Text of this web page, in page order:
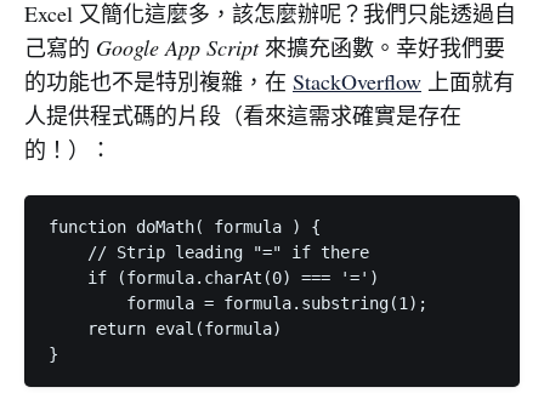
Excel 又簡化這麼多，該怎麼辦呢？我們只能透過自
己寫的 Google App Script來擴充函數。幸好我們要
的功能也不是特別複雜，在 StackOverflow 上面就有
人提供程式碼的片段（看來這需求確實是存在
的！）：
function doMath( formula ) {
    // Strip leading "=" if there
    if (formula.charAt(0) === '=')
        formula = formula.substring(1);
    return eval(formula)